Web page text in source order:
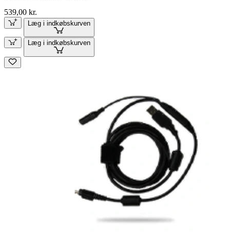
539,00 kr.
Læg i indkøbskurven
Læg i indkøbskurven